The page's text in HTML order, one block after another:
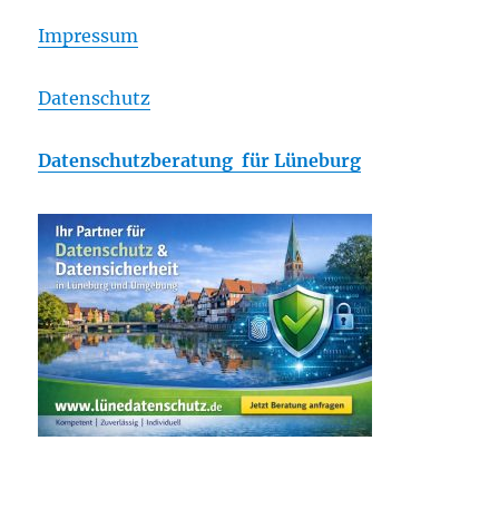
Impressum
Datenschutz
Datenschutzberatung für Lüneburg